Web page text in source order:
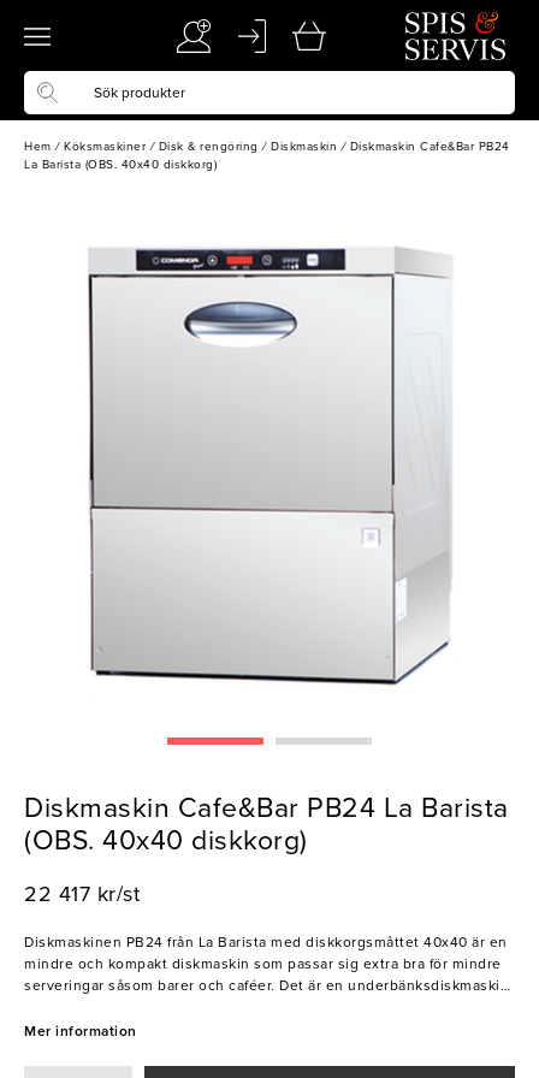
Hem / Köksmaskiner / Disk & rengöring / Diskmaskin / Diskmaskin Cafe&Bar PB24
La Barista (OBS. 40x40 diskkorg)
Diskmaskin Cafe&Bar PB24 La Barista
(OBS. 40x40 diskkorg)
22 417 kr/st
Diskmaskinen PB24 från La Barista med diskkorgsmåttet 40x40 är en
mindre och kompakt diskmaskin som passar sig extra bra för mindre
serveringar såsom barer och caféer. Det är en underbänksdiskmaskin
stål för optimal tålighet. Den har fyra program att välja mellan och är
Mer information